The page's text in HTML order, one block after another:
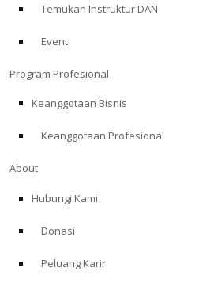
Temukan Instruktur DAN
Event
Program Profesional
Keanggotaan Bisnis
Keanggotaan Profesional
About
Hubungi Kami
Donasi
Peluang Karir